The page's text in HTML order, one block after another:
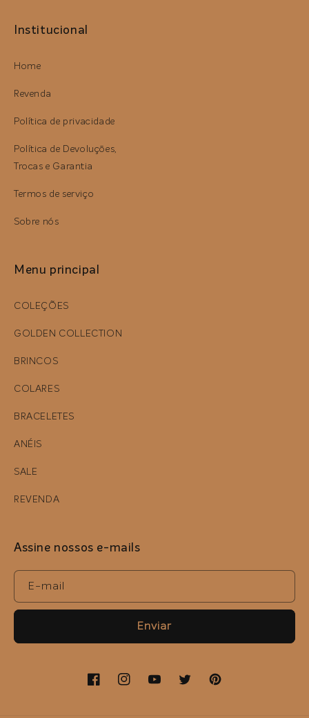
Institucional
Home
Revenda
Política de privacidade
Política de Devoluções,
Trocas e Garantia
Termos de serviço
Sobre nós
Menu principal
COLEÇÕES
GOLDEN COLLECTION
BRINCOS
COLARES
BRACELETES
ANÉIS
SALE
REVENDA
Assine nossos e-mails
E-mail
Enviar
FacebookInstagramYouTubeTwitter Pinterest